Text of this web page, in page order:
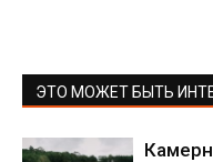
ЭТО МОЖЕТ БЫТЬ